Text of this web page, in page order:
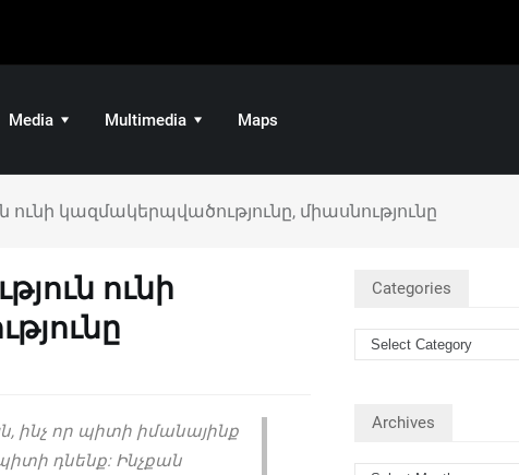
Media Multimedia Maps
կազմակերպվածությունը, միասնությունը
ունի
ինչ որ պիտի իմանայինք
դնենք: Ինչքան
Categories
Archives